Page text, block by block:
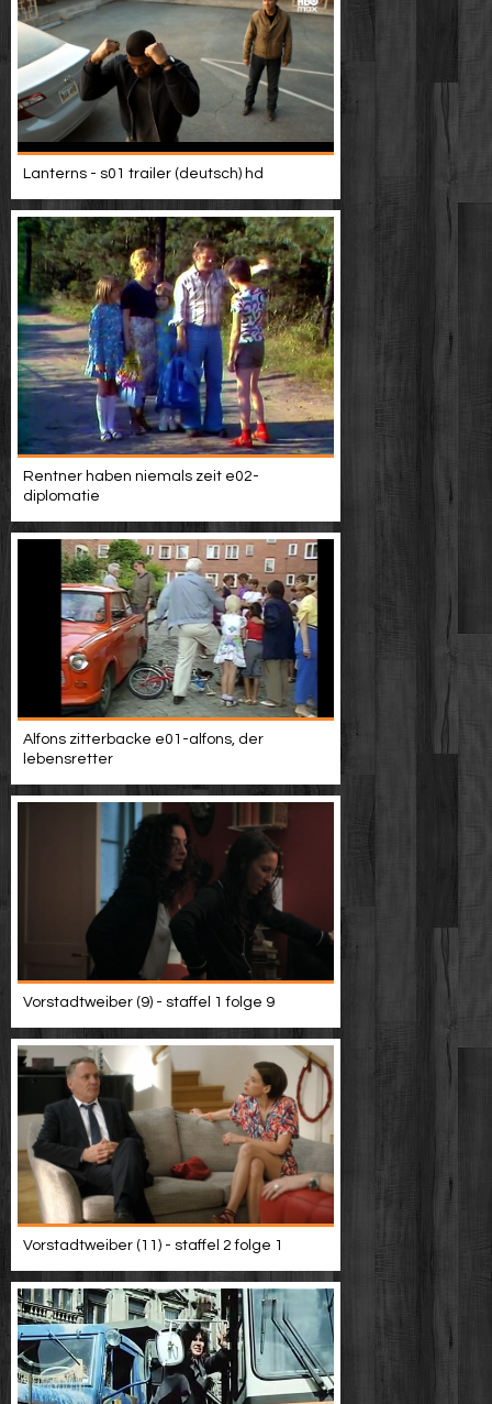
Lanterns - s01 trailer (deutsch) hd
Rentner haben niemals zeit e02-
diplomatie
Alfons zitterbacke e01-alfons, der
lebensretter
Vorstadtweiber (9) - staffel 1 folge 9
Vorstadtweiber (11) - staffel 2 folge 1